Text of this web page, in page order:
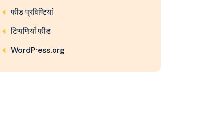
फीड प्रविष्टियां
टिप्पणियाँ फीड
WordPress.org